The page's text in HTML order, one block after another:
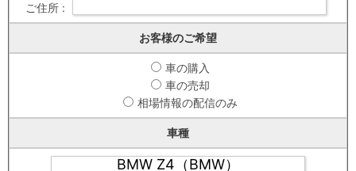
ご住所 :
お客様のご希望
車の購入
車の売却
相場情報の配信のみ
車種